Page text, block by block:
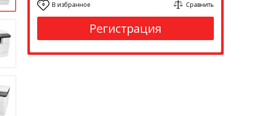
0 В избранное Сравнить
Регистрация